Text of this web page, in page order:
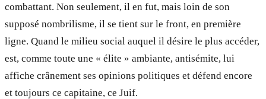
combattant. Non seulement, il en fut, mais loin de son
supposé nombrilisme, il se tient sur le front, en première
ligne. Quand le milieu social auquel il désire le plus accéder,
est, comme toute une « élite » ambiante, antisémite, lui
affiche crânement ses opinions politiques et défend encore
et toujours ce capitaine, ce Juif.